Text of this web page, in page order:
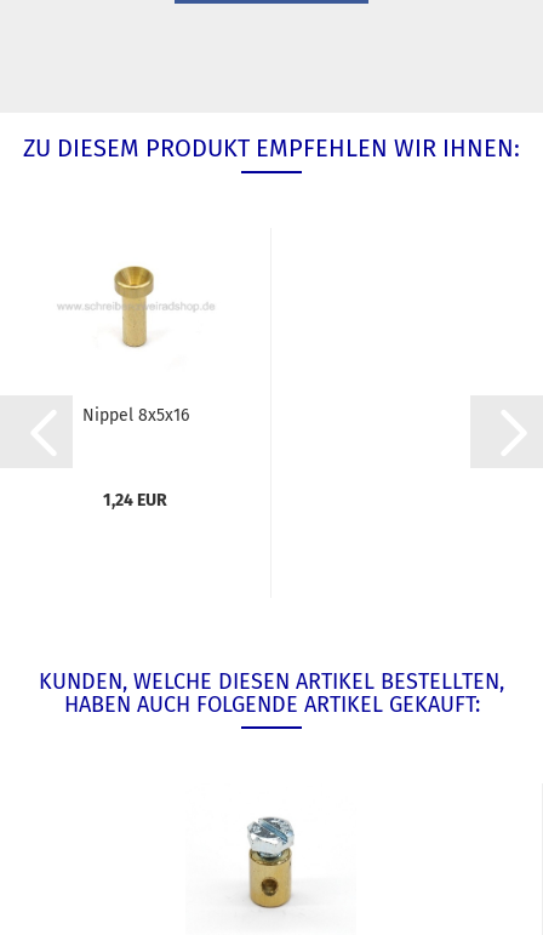
ZU DIESEM PRODUKT EMPFEHLEN WIR IHNEN:
Nippel 8x5x16
1,24 EUR
KUNDEN, WELCHE DIESEN ARTIKEL BESTELLTEN,
HABEN AUCH FOLGENDE ARTIKEL GEKAUFT: